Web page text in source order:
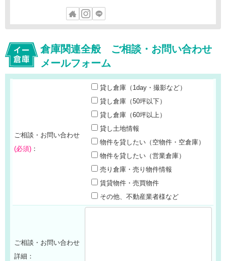
倉庫関連全般 ご相談・お問い合わせ
メールフォーム
ご相談・お問い合わせ
(必須) ：
貸し倉庫（1day・撮影など）
貸し倉庫（50坪以下）
貸し倉庫（60坪以上）
貸し土地情報
物件を貸したい（空物件・空倉庫）
物件を貸したい（営業倉庫）
売り倉庫・売り物件情報
賃貸物件・売買物件
その他、不動産業者様など
ご相談・お問い合わせ
詳細：